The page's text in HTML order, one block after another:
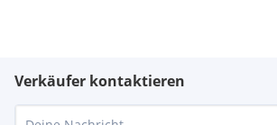
Verkäufer kontaktieren